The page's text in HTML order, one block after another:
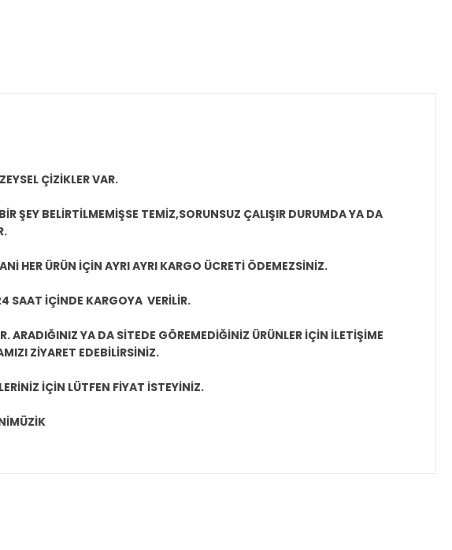
ÇİZİKLER VAR.
ŞEY BELİRTİLMEMİŞSE TEMİZ,SORUNSUZ ÇALIŞIR DURUMDA YA DA
HER ÜRÜN İÇİN AYRI AYRI KARGO ÜCRETİ ÖDEMEZSİNİZ.
SAAT İÇİNDE KARGOYA VERİLİR.
YA DA SİTEDE GÖREMEDİĞİNİZ ÜRÜNLER İÇİN İLETİŞİME
ZİYARET EDEBİLİRSİNİZ.
İÇİN LÜTFEN FİYAT İSTEYİNİZ.